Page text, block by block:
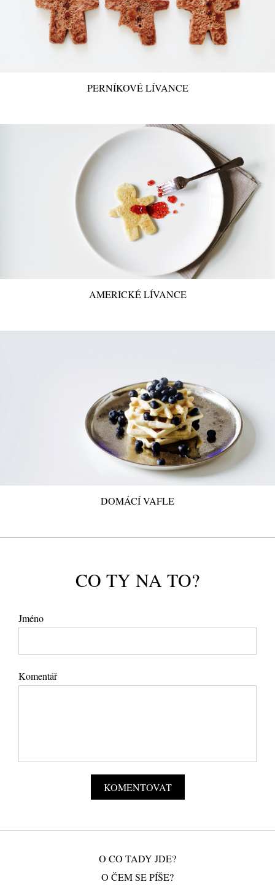
PERNÍKOVÉ LÍVANCE
AMERICKÉ LÍVANCE
DOMÁCÍ VAFLE
CO TY NA TO?
Jméno
Komentář
O CO TADY JDE?
O ČEM SE PÍŠE?